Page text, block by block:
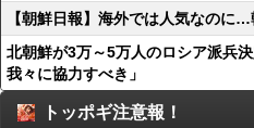
【朝鮮日報】海外では人気なのに
北朝鮮が3万～5万人のロシア派兵
我々に協力すべき」
トッポギ注意報！